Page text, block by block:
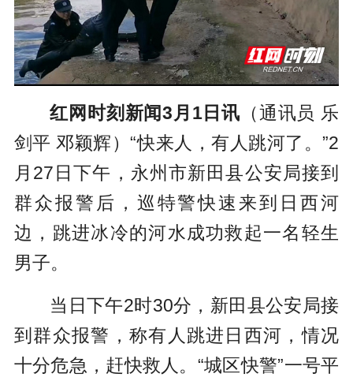
红网时刻新闻3月1日讯 （通讯员 乐
剑平 邓颖辉）“快来人，有人跳河了。”2
月27日下午，永州市新田县公安局接到
群众报警后，巡特警快速来到日西河
边，跳进冰冷的河水成功救起一名轻生
男子。
当日下午2时30分，新田县公安局接
到群众报警，称有人跳进日西河，情况
十分危急，赶快救人。“城区快警”一号平